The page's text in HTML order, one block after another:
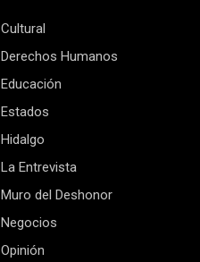
Cultural
Derechos Humanos
Educación
Estados
Hidalgo
La Entrevista
Muro del Deshonor
Negocios
Opinión